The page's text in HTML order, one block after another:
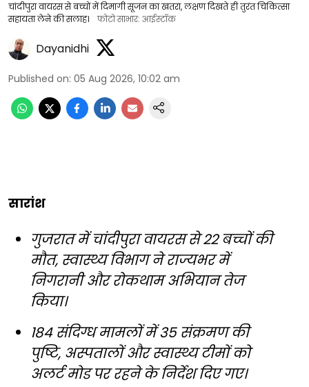
चांदीपुरा वायरस से बच्चों में दिमागी सूजन का खतरा, लक्षण दिखते ही तुरंत चिकित्सा
सहायता लेने की सलाह।
फोटो साभार: आईस्टॉक
Dayanidhi
Published on: 05 Aug 2026, 10:02 am
सारांश
गुजरात में चांदीपुरा वायरस से 22 बच्चों की
मौत, स्वास्थ्य विभाग ने राज्यभर में
निगरानी और रोकथाम अभियान तेज
किया।
184 संदिग्ध मामलों में 35 संक्रमण की
पुष्टि, अस्पतालों और स्वास्थ्य टीमों को
अलर्ट मोड पर रहने के निर्देश दिए गए।